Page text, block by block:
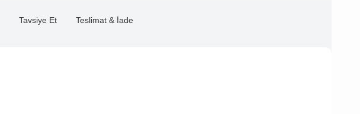
Tavsiye Et Teslimat & İade